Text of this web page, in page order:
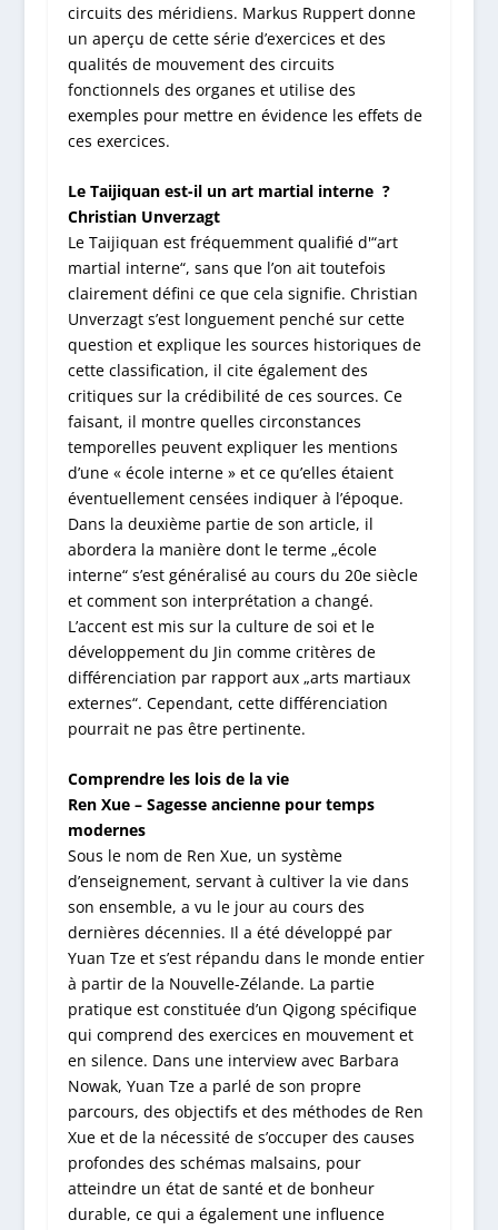
circuits des méridiens. Markus Ruppert donne
un aperçu de cette série d’exercices et des
qualités de mouvement des circuits
fonctionnels des organes et utilise des
exemples pour mettre en évidence les effets de
ces exercices.
Le Taijiquan est-il un art martial interne ?
Christian Unverzagt
Le Taijiquan est fréquemment qualifié d'“art
martial interne“, sans que l’on ait toutefois
clairement défini ce que cela signifie. Christian
Unverzagt s’est longuement penché sur cette
question et explique les sources historiques de
cette classification, il cite également des
critiques sur la crédibilité de ces sources. Ce
faisant, il montre quelles circonstances
temporelles peuvent expliquer les mentions
d’une « école interne » et ce qu’elles étaient
éventuellement censées indiquer à l’époque.
Dans la deuxième partie de son article, il
abordera la manière dont le terme „école
interne“ s’est généralisé au cours du 20e siècle
et comment son interprétation a changé.
L’accent est mis sur la culture de soi et le
développement du Jin comme critères de
différenciation par rapport aux „arts martiaux
externes“. Cependant, cette différenciation
pourrait ne pas être pertinente.
Comprendre les lois de la vie
Ren Xue – Sagesse ancienne pour temps
modernes
Sous le nom de Ren Xue, un système
d’enseignement, servant à cultiver la vie dans
son ensemble, a vu le jour au cours des
dernières décennies. Il a été développé par
Yuan Tze et s’est répandu dans le monde entier
à partir de la Nouvelle-Zélande. La partie
pratique est constituée d’un Qigong spécifique
qui comprend des exercices en mouvement et
en silence. Dans une interview avec Barbara
Nowak, Yuan Tze a parlé de son propre
parcours, des objectifs et des méthodes de Ren
Xue et de la nécessité de s’occuper des causes
profondes des schémas malsains, pour
atteindre un état de santé et de bonheur
durable, ce qui a également une influence